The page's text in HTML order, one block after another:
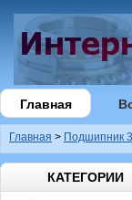
Главная
Главная > Подшипник
КАТЕГОРИИ